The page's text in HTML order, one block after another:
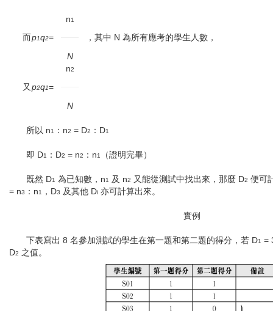
而p1q2=
n1
N
，其中 N 為所有應考的學生人數，
又 p2q1=
n2
N
所以 n1 ：n2 = D2 ：D1
即 D1 ：D2 = n2 ：n1 （證明完畢）
既然 D1 為已知數，n1 及 n2 又能從測試中找出來，那麼 D2 便可
= n3 ：n1 ，D3 及其他 Di 亦可計算出來。
實例
下表寫出 8 名參加測試的學生在第一題和第二題的得分，若 D1 =
D2 之值。